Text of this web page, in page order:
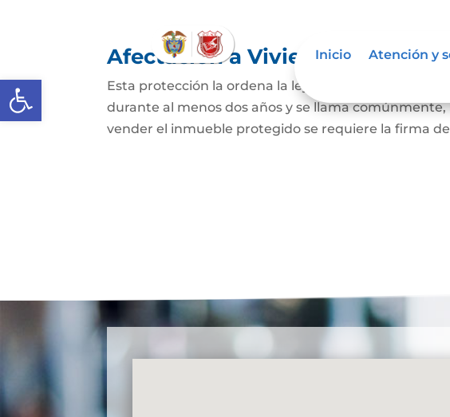
Abrir barra de herramientas
Inicio Atención y
Afectación a Vivienda familiar
Esta protección la ordena la ley sobre la vivienda
durante al menos dos años y se llama
vender el inmueble protegido se requiere la firma de